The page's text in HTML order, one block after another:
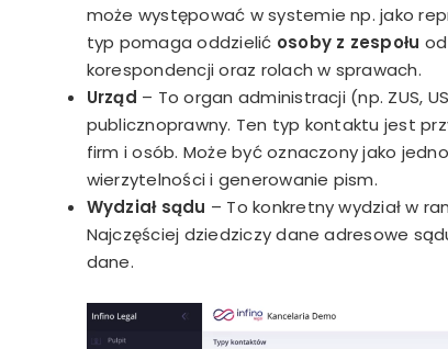
może występować w systemie np. jako
typ pomaga oddzielić osoby z zespołu
korespondencji oraz rolach w sprawach.
Urząd – To organ administracji (np. ZUS,
publicznoprawny. Ten typ kontaktu jest
firm i osób. Może być oznaczony jako
wierzytelności i generowanie pism.
Wydział sądu – To konkretny wydział w
Najczęściej dziedziczy dane adresowe
dane.